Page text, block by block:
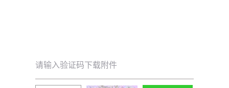
请输入验证码下载附件